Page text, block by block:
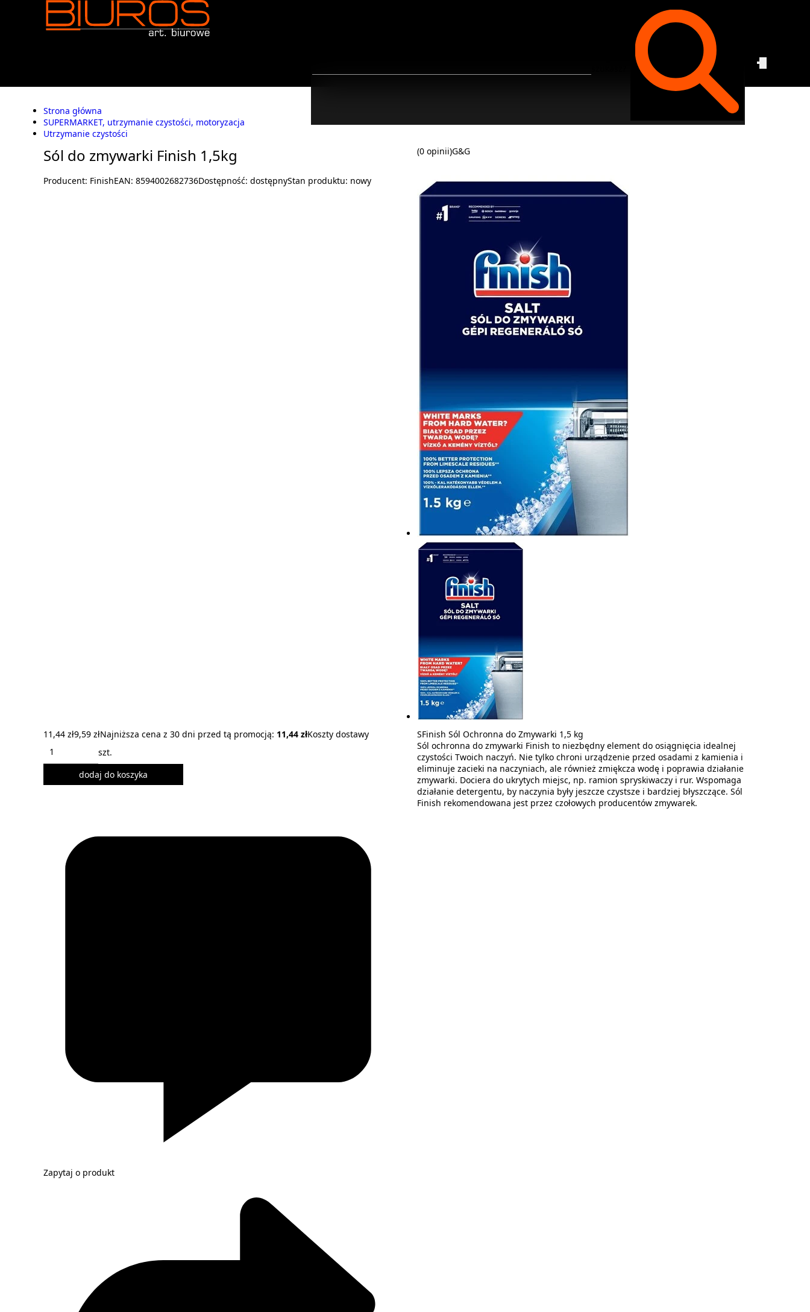
Strona główna
SUPERMARKET, utrzymanie czystości, motoryzacja
Utrzymanie czystości
Sól do zmywarki Finish 1,5kg (0 opinii)G&G
Producent: FinishEAN: 8594002682736Dostępność: dostępnyStan produktu: nowy
11,44 zł9,59 złNajniższa cena z 30 dni przed tą promocją: 11,44 złKoszty dostawy
szt.
dodaj do koszyka
SFinish Sól Ochronna do Zmywarki 1,5 kg
Sól ochronna do zmywarki Finish to niezbędny element do osiągnięcia idealnej
czystości Twoich naczyń. Nie tylko chroni urządzenie przed osadami z kamienia i
eliminuje zacieki na naczyniach, ale również zmiękcza wodę i poprawia działanie
zmywarki. Dociera do ukrytych miejsc, np. ramion spryskiwaczy i rur. Wspomaga
działanie detergentu, by naczynia były jeszcze czystsze i bardziej błyszczące. Sól
Finish rekomendowana jest przez czołowych producentów zmywarek.
Zapytaj o produkt